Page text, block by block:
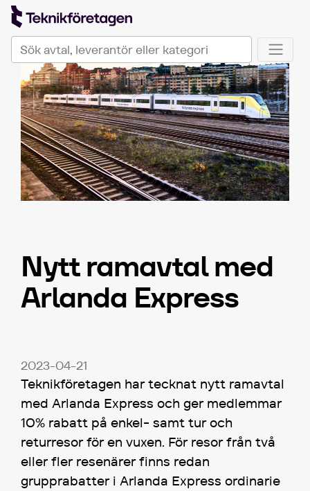
Sök på Teknikföretagen Plus
När automatisk komplettering av resultat är
Nytt ramavtal med
Arlanda Express
2023-04-21
Teknikföretagen har tecknat nytt ramavtal
med Arlanda Express och ger medlemmar
10% rabatt på enkel- samt tur och
returresor för en vuxen. För resor från två
eller fler resenärer finns redan
grupprabatter i Arlanda Express ordinarie